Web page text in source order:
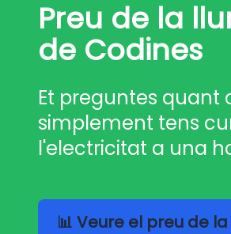
Preu de la
de Codines
Et preguntes quant
simplement tens
l'electricitat a una
📊 Veure el preu de